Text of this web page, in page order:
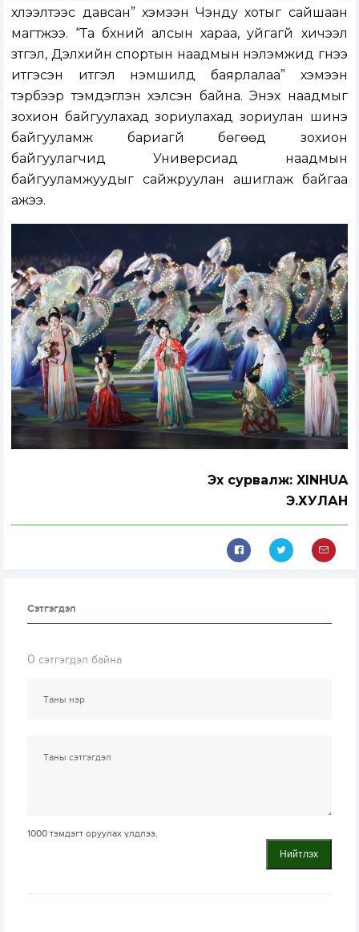
хүлээлтээс давсан” хэмээн Чэнду хотыг сайшаан
магтжээ. “Та бүхний алсын хараа, уйгагүй хичээл
зүтгэл, Дэлхийн спортын наадмын үнэлэмжид гүнээ
итгэсэн итгэл үнэмшилд баярлалаа” хэмээн
тэрбээр тэмдэглэн хэлсэн байна. Энэхүү наадмыг
зохион байгуулахад зориулахад зориулан шинэ
байгууламж бариагүй бөгөөд зохион
байгуулагчид Универсиад наадмын
байгууламжуудыг сайжруулан ашиглаж байгаа
ажээ.
Эх сурвалж: XINHUA
Э.ХУЛАН
Сэтгэгдэл
0 сэтгэгдэл байна
1000 тэмдэгт оруулах үлдлээ.
Нийтлэх